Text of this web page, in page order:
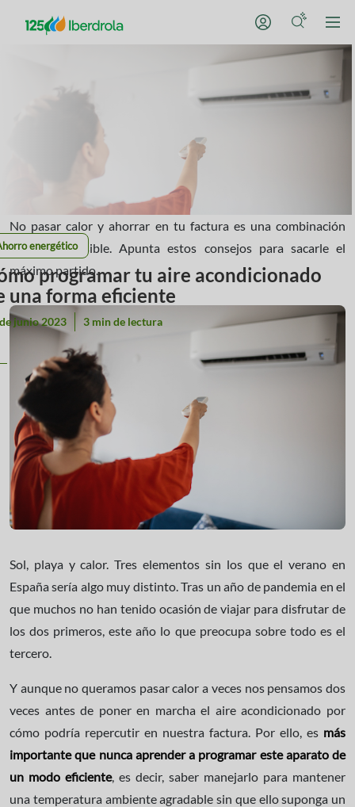
energético
programar tu aire acondicionado
una forma eficiente
junio 2023 3 min de lectura
No pasar calor y ahorrar en tu factura es una combinación
veraniega posible. Apunta estos consejos para sacarle el
máximo partido.
Sol, playa y calor. Tres elementos sin los que el verano en
España sería algo muy distinto. Tras un año de pandemia en el
que muchos no han tenido ocasión de viajar para disfrutar de
los dos primeros, este año lo que preocupa sobre todo es el
tercero.
Y aunque no queramos pasar calor a veces nos pensamos dos
veces antes de poner en marcha el aire acondicionado por
cómo podría repercutir en nuestra factura. Por ello, es más
importante que nunca aprender a programar este aparato de
un modo eficiente, es decir, saber manejarlo para mantener
una temperatura ambiente agradable sin que ello suponga un